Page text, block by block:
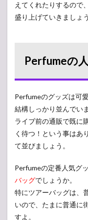
えてくれたりするので
盛り上げていきましょう
Perfumeの
Perfumeのグッズは可
結構しっかり並んでいま
ライブ前の通販で既に
く待つ！という事はあ
て並びましょう。
Perfumeの定番人気グ
バッグでしょうか。
特にツアーバッグは、
いので、たまに普通に
すよ。